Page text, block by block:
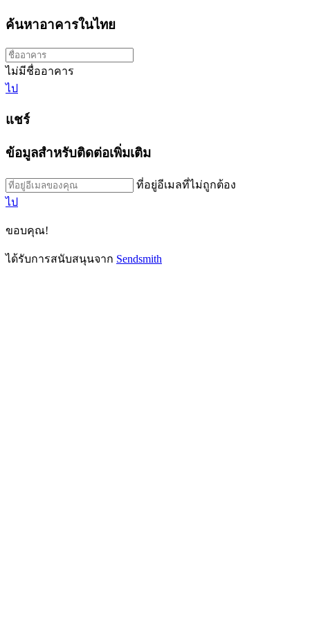
ค้นหาอาคารในไทย
ไม่มีชื่ออาคาร
ไป
แชร์
ข้อมูลสำหรับติดต่อเพิ่มเติม
ที่อยู่อีเมลที่ไม่ถูกต้อง
ไป
ขอบคุณ!
ได้รับการสนับสนุนจาก Sendsmith